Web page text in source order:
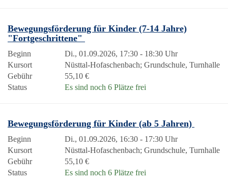
Bewegungsförderung für Kinder (7-14 Jahre)
"Fortgeschrittene"
Beginn
Di., 01.09.2026, 17:30 - 18:30 Uhr
Kursort
Nüsttal-Hofaschenbach; Grundschule, Turnhalle
Gebühr
55,10 €
Status
Es sind noch 6 Plätze frei
Bewegungsförderung für Kinder (ab 5 Jahren)
Beginn
Di., 01.09.2026, 16:30 - 17:30 Uhr
Kursort
Nüsttal-Hofaschenbach; Grundschule, Turnhalle
Gebühr
55,10 €
Status
Es sind noch 6 Plätze frei